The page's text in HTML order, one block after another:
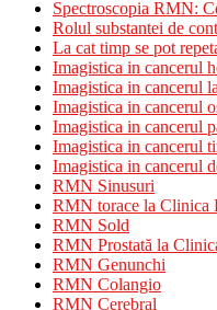
Spectroscopia RMN:
Rolul substantei de
La cat timp se pot
Imagistica in cancerul
Imagistica in cancerul
Imagistica in cancerul
Imagistica in cancerul
Imagistica in cancerul
Imagistica in cancerul
RMN Sinusuri
RMN torace la Clinica
RMN Sold
RMN Prostată la
RMN Genunchi
RMN Colangio
RMN Cerebral